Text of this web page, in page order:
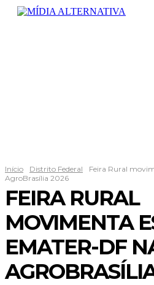
Início Distrito Federal
Feira Rural
AgroBrasília 2026
FEIRA RURAL
MOVIMENTA
EMATER-DF